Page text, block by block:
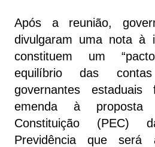
Após a reunião,
divulgaram uma nota à
constituem um
equilíbrio das
governantes estaduais
emenda à
Constituição (PEC)
Previdência que será